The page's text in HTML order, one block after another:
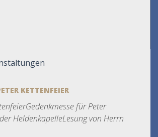
KETTENFEIER
für Peter
HeldenkapelleLesung von Herrn